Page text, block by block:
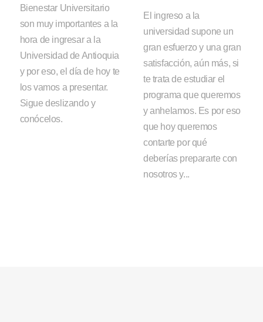
Bienestar Universitario
son muy importantes a la
hora de ingresar a la
Universidad de Antioquia
y por eso, el día de hoy te
los vamos a presentar.
Sigue deslizando y
conócelos.
El ingreso a la
universidad supone un
gran esfuerzo y una gran
satisfacción, aún más, si
te trata de estudiar el
programa que queremos
y anhelamos. Es por eso
que hoy queremos
contarte por qué
deberías prepararte con
nosotros y...